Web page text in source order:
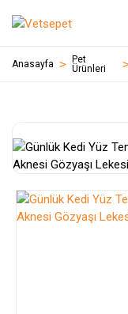
Anasayfa
Pet
Ürünleri